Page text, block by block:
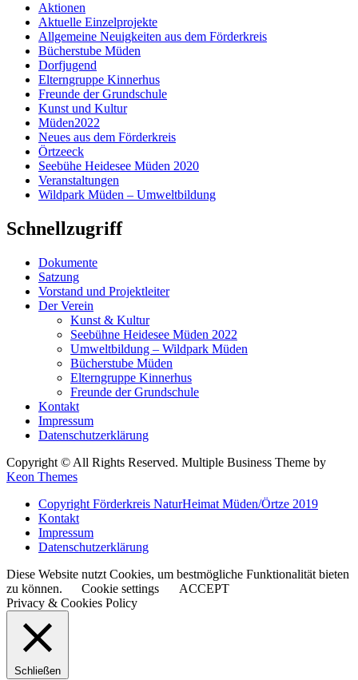
Aktionen
Aktuelle Einzelprojekte
Allgemeine Neuigkeiten aus dem Förderkreis
Bücherstube Müden
Dorfjugend
Elterngruppe Kinnerhus
Freunde der Grundschule
Kunst und Kultur
Müden2022
Neues aus dem Förderkreis
Örtzeeck
Seebühe Heidesee Müden 2020
Veranstaltungen
Wildpark Müden – Umweltbildung
Schnellzugriff
Dokumente
Satzung
Vorstand und Projektleiter
Der Verein
Kunst & Kultur
Seebühne Heidesee Müden 2022
Umweltbildung – Wildpark Müden
Bücherstube Müden
Elterngruppe Kinnerhus
Freunde der Grundschule
Kontakt
Impressum
Datenschutzerklärung
Copyright © All Rights Reserved. Multiple Business Theme by
Keon Themes
Copyright Förderkreis NaturHeimat Müden/Örtze 2019
Kontakt
Impressum
Datenschutzerklärung
Diese Website nutzt Cookies, um bestmögliche Funktionalität bieten
zu können.
Cookie settings
ACCEPT
Privacy & Cookies Policy
Schließen